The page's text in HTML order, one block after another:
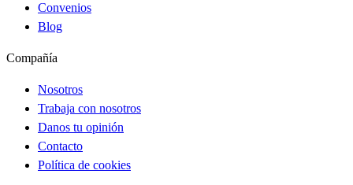
Convenios
Blog
Compañía
Nosotros
Trabaja con nosotros
Danos tu opinión
Contacto
Política de cookies